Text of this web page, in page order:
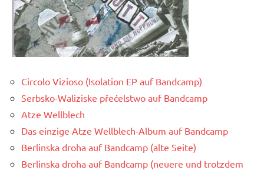
Circolo Vizioso (Isolation EP auf Bandcamp)
Serbsko-Waliziske přećelstwo auf Bandcamp
Atze Wellblech
Das einzige Atze Wellblech-Album auf Bandcamp
Berlinska droha auf Bandcamp (alte Seite)
Berlinska droha auf Bandcamp (neuere und trotzdem